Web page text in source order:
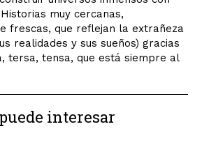
muy cercanas,
frescas, que reflejan la extrañeza
realidades y sus sueños) gracias
tersa, tensa, que está siempre al
interesar